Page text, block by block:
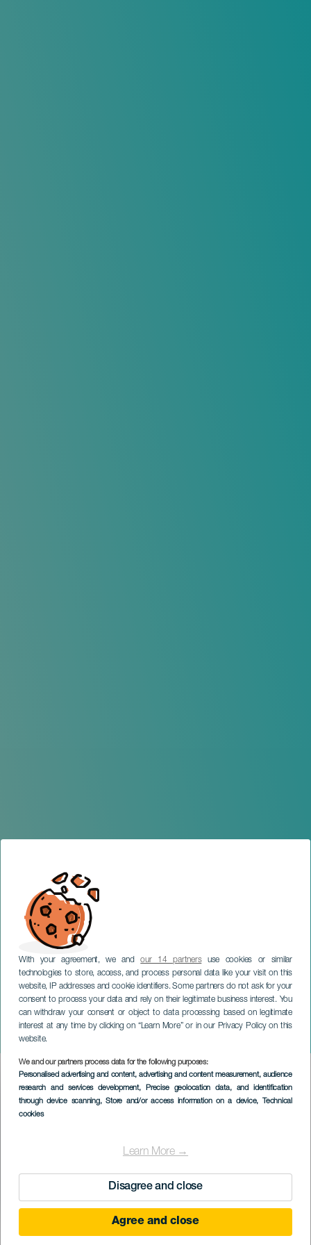
With your agreement, we andour 14 partnersuse cookies or similar
technologies to store, access, and process personal data like your visit on this
website, IP addresses and cookie identifiers. Some partners do not ask for your
consent to process your data and rely on their legitimate business interest. You
can withdraw your consent or object to data processing based on legitimate
interest at any time by clicking on “Learn More” or in our Privacy Policy on this
website.
We and our partners process data for the following purposes:
Personalised advertising and content, advertising and content measurement, audience
research and services development, Precise geolocation data, and identification
through device scanning, Store and/or access information on a device, Technical
cookies
Learn More →
Disagree and close
Agree and close
Quarteto Quiroga em
concerto
GRÃ-CANÁRIA
Imagen
Listado